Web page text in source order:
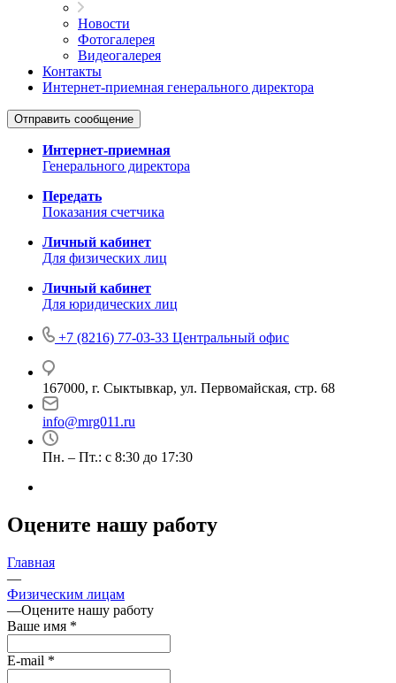
Новости
Фотогалерея
Видеогалерея
Контакты
Интернет-приемная генерального директора
Отправить сообщение
Интернет-приемная
Генерального директора
Передать
Показания счетчика
Личный кабинет
Для физических лиц
Личный кабинет
Для юридических лиц
+7 (8216) 77-03-33 Центральный офис
167000, г. Сыктывкар, ул. Первомайская, стр. 68
info@mrg011.ru
Пн. – Пт.: с 8:30 до 17:30
Оцените нашу работу
Главная
—
Физическим лицам
—Оцените нашу работу
Ваше имя *
E-mail *